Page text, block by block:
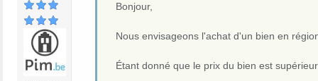
Bonjour,
Nous envisageons l'achat d'un bien en
Étant donné que le prix du bien est